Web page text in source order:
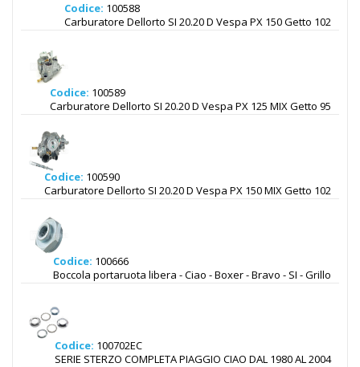
Codice: 100588
Carburatore Dellorto SI 20.20 D Vespa PX 150 Getto 102
Codice: 100589
Carburatore Dellorto SI 20.20 D Vespa PX 125 MIX Getto 95
Codice: 100590
Carburatore Dellorto SI 20.20 D Vespa PX 150 MIX Getto 102
Codice: 100666
Boccola portaruota libera - Ciao - Boxer - Bravo - SI - Grillo
Codice: 100702EC
SERIE STERZO COMPLETA PIAGGIO CIAO DAL 1980 AL 2004